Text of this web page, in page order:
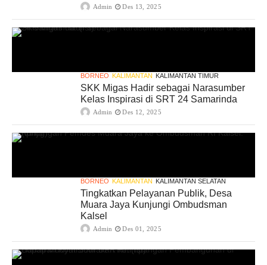
Admin Des 13, 2025
BORNEO KALIMANTAN KALIMANTAN TIMUR
SKK Migas Hadir sebagai Narasumber
Kelas Inspirasi di SRT 24 Samarinda
Admin Des 12, 2025
BORNEO KALIMANTAN KALIMANTAN SELATAN
Tingkatkan Pelayanan Publik, Desa
Muara Jaya Kunjungi Ombudsman
Kalsel
Admin Des 01, 2025